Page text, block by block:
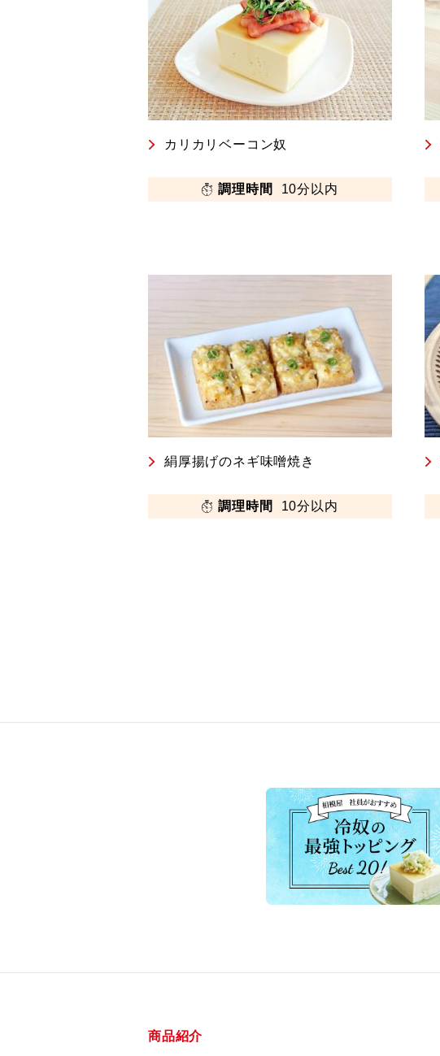
カリカリベーコン奴
調理時間 10分以内
絹厚揚げのネギ味噌焼き
調理時間 10分以内
商品紹介